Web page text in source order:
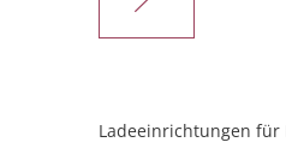
Ladeeinrichtungen für